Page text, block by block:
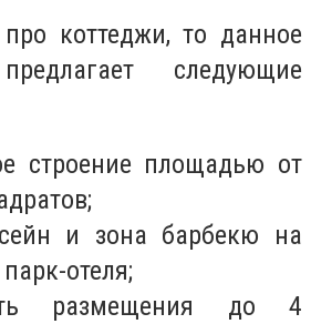
коттеджи, то данное
следующие
строение площадью от
и зона барбекю на
отеля;
размещения до 4